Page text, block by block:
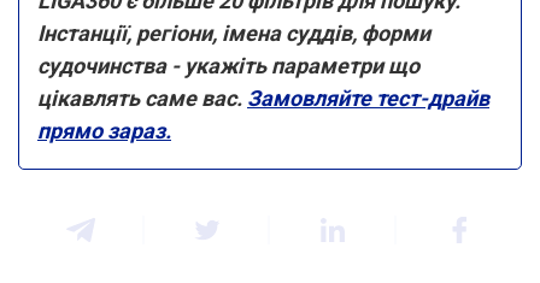
Інстанції, регіони, імена суддів, форми
судочинства - укажіть параметри що
цікавлять саме вас. Замовляйте тест-драйв
прямо зараз.